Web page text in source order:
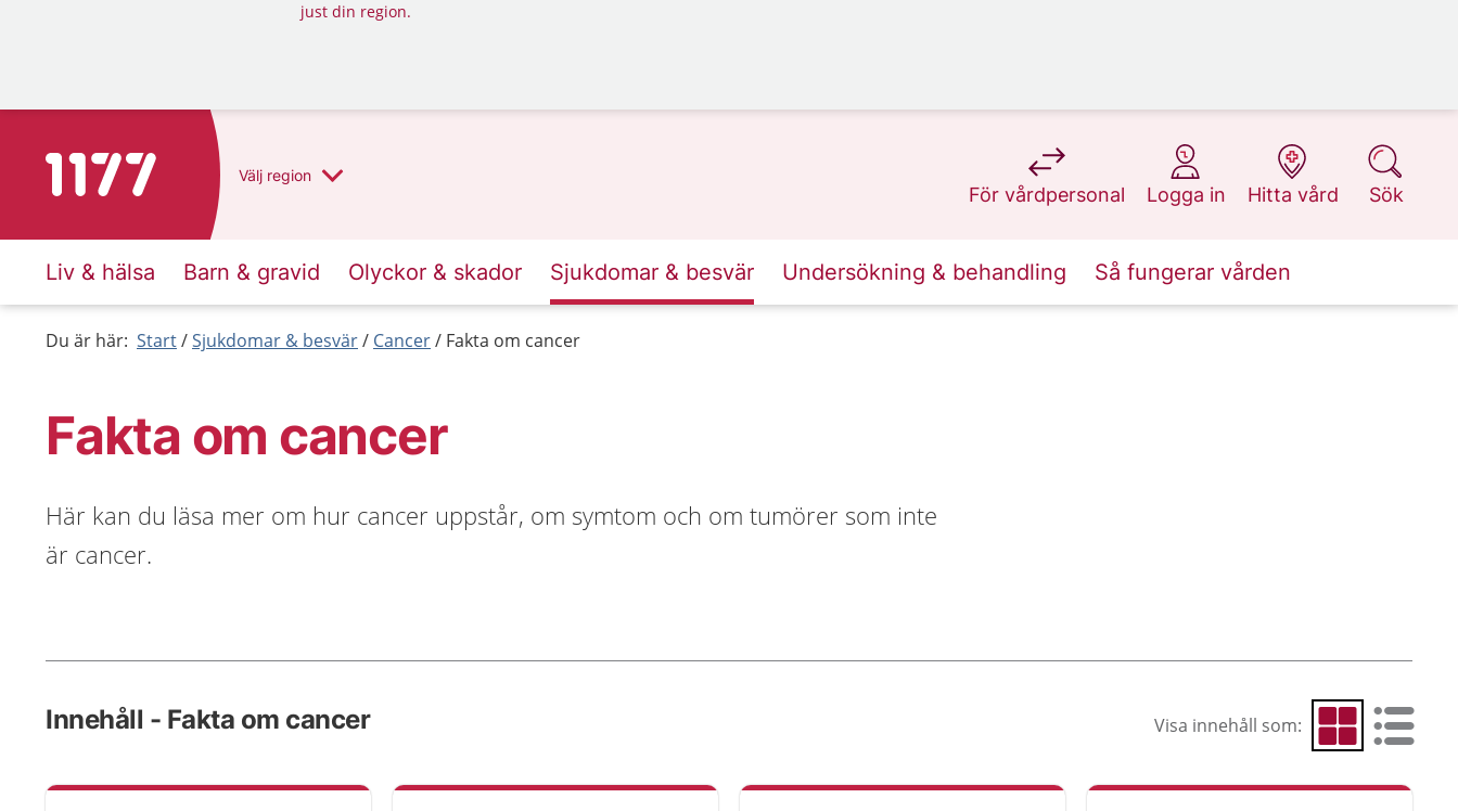
just din region.
Till startsidan för 1177 Välj region
För vårdpersonal
på 1177.se
Logga in
på 1177.se
Hitta vård
på 1177.se
Sök
på 1177.se
Liv & hälsa Barn & gravid Olyckor & skador Sjukdomar & besvär Undersökning & behandling Så fungerar vården
Du är här: Start Sjukdomar & besvär Cancer Fakta om cancer
Fakta om cancer
Här kan du läsa mer om hur cancer uppstår, om symtom och om tumörer som inte
är cancer.
Innehåll - Fakta om cancer Visa innehåll som: Visa som rutnät
Visa som